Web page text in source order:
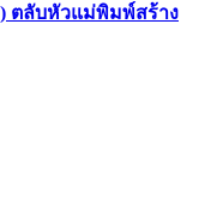
) ตลับหัวแม่พิมพ์สร้าง